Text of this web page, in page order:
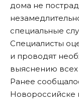
дома не
специальные
Специалисты
и проводят
выяснению всех
Ранее
Новороссийске